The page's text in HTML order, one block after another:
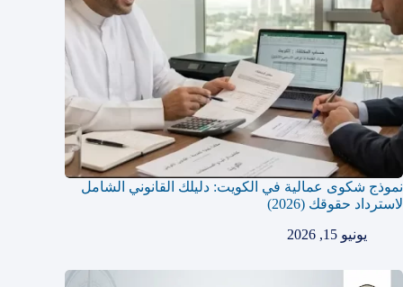
نموذج شكوى عمالية في الكويت: دليلك القانوني الشامل
لاسترداد حقوقك (2026)
يونيو 15, 2026